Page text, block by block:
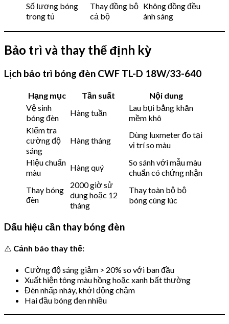
Số lượng bóng
trong tủ
Thay đồng bộ
cả bộ
Không đồng đều
ánh sáng
Bảo trì và thay thế định kỳ
Lịch bảo trì bóng đèn CWF TL-D 18W/33-640
Hạng mục Tần suất
Nội dung
Vệ sinh
bóng đèn
Hàng tuần
Lau bụi bằng khăn
mềm khô
Kiểm tra
cường độ
sáng
Hàng tháng
Dùng luxmeter đo tại
vị trí so màu
Hiệu chuẩn
màu
Hàng quý
So sánh với mẫu màu
chuẩn có chứng nhận
Thay bóng
đèn
2000 giờ sử
dụng hoặc 12
tháng
Thay toàn bộ bộ
bóng cùng lúc
Dấu hiệu cần thay bóng đèn
⚠️ Cảnh báo thay thế:
Cường độ sáng giảm > 20% so với ban đầu
Xuất hiện tông màu hồng hoặc xanh bất thường
Đèn nhấp nháy, khởi động chậm
Hai đầu bóng đen nhiều